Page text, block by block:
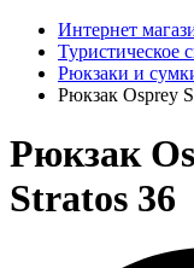
Интернет
Туристическое
Рюкзаки и
Рюкзак Osprey
Рюкзак
Stratos 36